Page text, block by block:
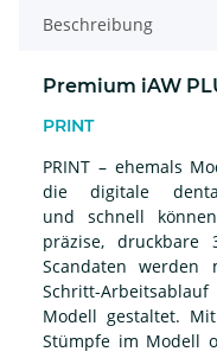
Beschreibung
Premium iAW
PRINT
PRINT – ehemals
die digitale
und schnell
präzise, druckbare
Scandaten
Schritt-
Modell gestaltet.
Stümpfe im Modell